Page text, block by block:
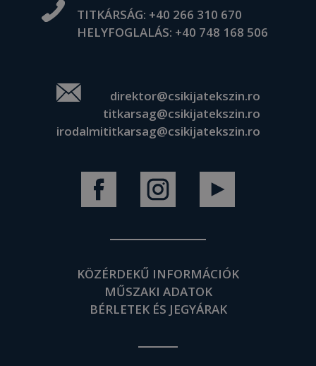
TITKÁRSÁG: +40 266 310 670
HELYFOGLALÁS: +40 748 168 506
direktor@csikijatekszin.ro
titkarsag@csikijatekszin.ro
irodalmititkarsag@csikijatekszin.ro
KÖZÉRDEKŰ INFORMÁCIÓK
MŰSZAKI ADATOK
BÉRLETEK ÉS JEGYÁRAK